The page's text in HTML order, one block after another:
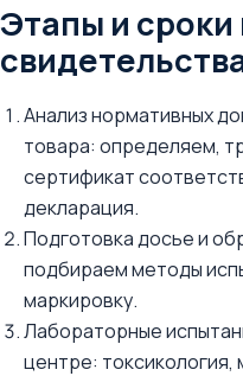
Этапы и сроки
Анализ нормативных
товара: определяем,
сертификат
декларация.
Подготовка досье и
подбираем методы
маркировку.
Лабораторные
центре: